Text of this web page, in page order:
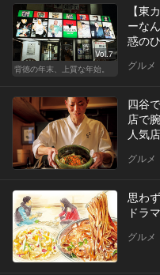
Vol.7
背徳の年末、上質な年始。
【東
ーな
惑の
グルメ
四谷
店で
人気
グルメ
思わ
ドラ
グルメ